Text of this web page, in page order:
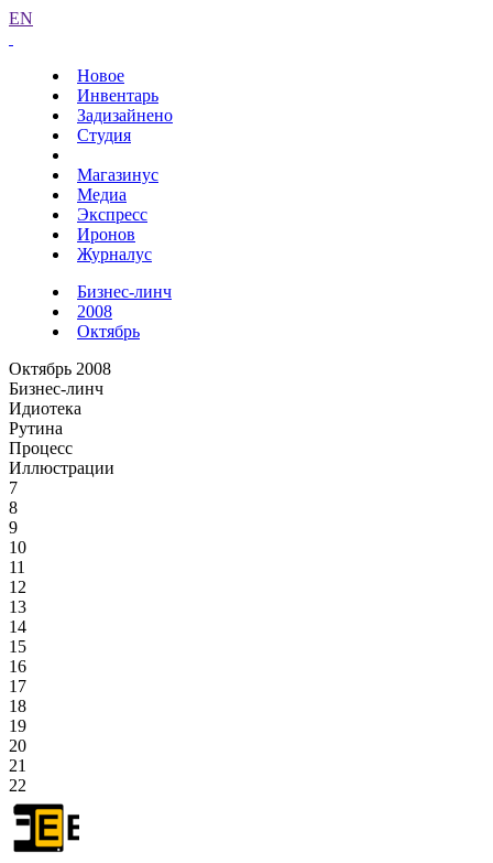
EN
Новое
Инвентарь
Задизайнено
Студия
Магазинус
Медиа
Экспресс
Иронов
Журналус
Бизнес-линч
2008
Октябрь
Октябрь 2008
Бизнес-линч
Идиотека
Рутина
Процесс
Иллюстрации
7
8
9
10
11
12
13
14
15
16
17
18
19
20
21
22